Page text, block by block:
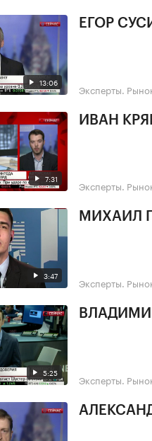
13:06
ЕГОР
Эксперты.
7:31
ИВАН
Эксперты.
3:47
МИХАИЛ
Эксперты.
5:25 Эксперты.